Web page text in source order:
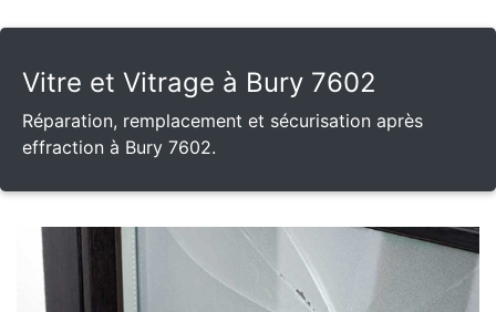
Vitre et Vitrage à Bury 7602
Réparation, remplacement et sécurisation après
effraction à Bury 7602.